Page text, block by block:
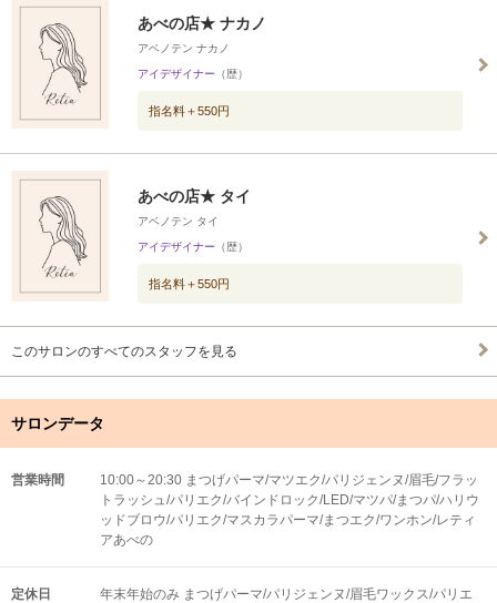
あべの店★ ナカノ
アベノテン ナカノ
アイデザイナー （歴）
指名料＋550円
あべの店★ タイ
アベノテン タイ
アイデザイナー （歴）
指名料＋550円
このサロンのすべてのスタッフを見る
サロンデータ
営業時間
10:00～20:30 まつげパーマ/マツエク/パリジェンヌ/眉毛/フラッ
トラッシュ/パリエク/バインドロック/LED/マツパ/まつパ/ハリウ
ッドブロウ/パリエク/マスカラパーマ/まつエク/ワンホン/レティ
アあべの
定休日 年末年始のみ まつげパーマ/パリジェンヌ/眉毛ワックス/パリエ